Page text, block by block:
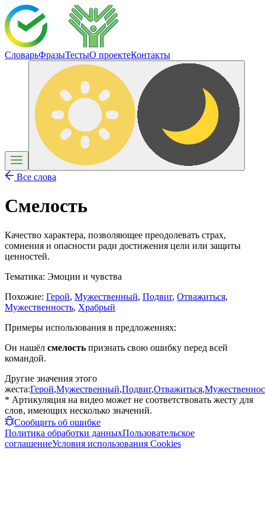
СловарьФразыТестыО проектеКонтакты
Все слова
Смелость
Качество характера, позволяющее преодолевать страх,
сомнения и опасности ради достижения цели или защиты
ценностей.
Тематика: Эмоции и чувства
Похожие: Герой, Мужественный, Подвиг, Отважиться,
Мужественность, Храбрый
Примеры использования в предложениях:
Он нашёл смелость признать свою ошибку перед всей
командой.
Другие значения этого
жеста:Герой,Мужественный,Подвиг,Отважиться,
* Артикуляция на видео может не соответствовать жесту для
слов, имеющих несколько значений.
Сообщить об ошибке
Политика обработки данныхПользовательское
соглашениеУсловия использования Cookies